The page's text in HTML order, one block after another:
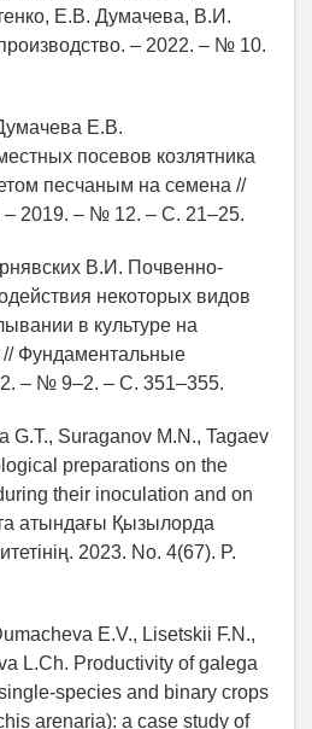
Е.В. Думачева, В.И.
– 2022. – № 10.
Е.В.
посевов козлятника
песчаным на семена //
– 2019. – № 12. – С. 21–25.
В.И. Почвенно-
некоторых видов
в культуре на
// Фундаментальные
– № 9–2. – С. 351–355.
G.T., Suraganov M.N., Tagaev
preparations on the
their inoculation and on
атындағы Қызылорда
2023. No. 4(67). P.
E.V., Lisetskii F.N.,
L.Ch. Productivity of galega
species and binary crops
arenaria): a case study of